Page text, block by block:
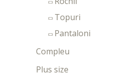
Topuri
Pantaloni
Compleu
Plus size